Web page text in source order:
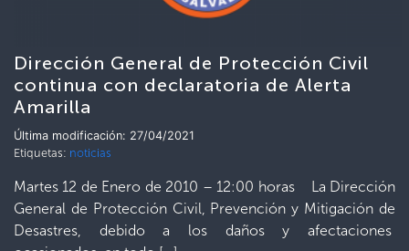
Dirección General de Protección Civil
continua con declaratoria de Alerta
Amarilla
Última modificación: 27/04/2021
Etiquetas: noticias
Martes 12 de Enero de 2010 – 12:00 horas La Dirección
General de Protección Civil, Prevención y Mitigación de
Desastres, debido a los daños y afectaciones